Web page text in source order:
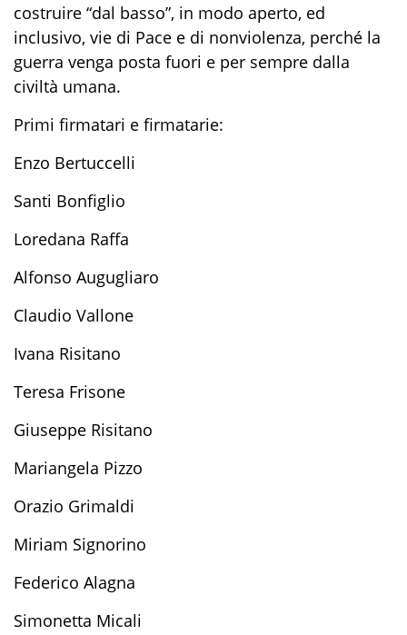
costruire “dal basso”, in modo aperto, ed
inclusivo, vie di Pace e di nonviolenza, perché la
guerra venga posta fuori e per sempre dalla
civiltà umana.
Primi firmatari e firmatarie:
Enzo Bertuccelli
Santi Bonfiglio
Loredana Raffa
Alfonso Augugliaro
Claudio Vallone
Ivana Risitano
Teresa Frisone
Giuseppe Risitano
Mariangela Pizzo
Orazio Grimaldi
Miriam Signorino
Federico Alagna
Simonetta Micali